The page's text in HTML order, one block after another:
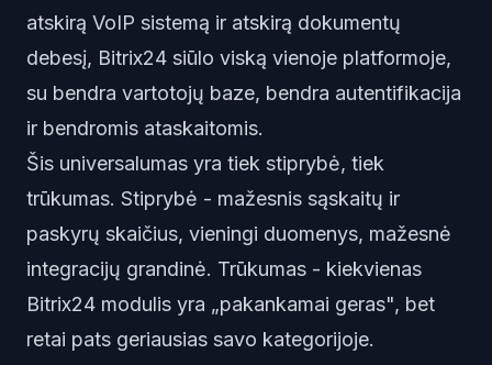
atskirą VoIP sistemą ir atskirą dokumentų
debesį, Bitrix24 siūlo viską vienoje platformoje,
su bendra vartotojų baze, bendra autentifikacija
ir bendromis ataskaitomis.
Šis universalumas yra tiek stiprybė, tiek
trūkumas. Stiprybė - mažesnis sąskaitų ir
paskyrų skaičius, vieningi duomenys, mažesnė
integracijų grandinė. Trūkumas - kiekvienas
Bitrix24 modulis yra „pakankamai geras", bet
retai pats geriausias savo kategorijoje.